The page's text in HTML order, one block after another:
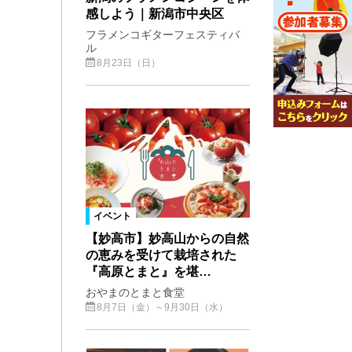
感しよう｜新潟市中央区
フラメンコギターフェスティバ
ル
8月23日（日）
イベント
【妙高市】妙高山からの自然
の恵みを受けて栽培された
『高原とまと』を堪…
おやまのとまと食堂
8月7日（金）～9月30日（水）